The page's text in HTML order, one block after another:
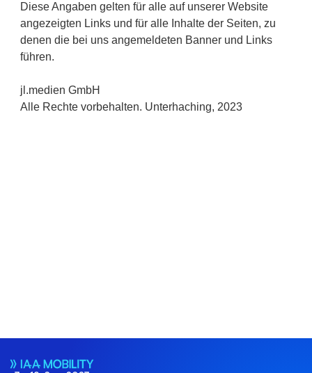
Diese Angaben gelten für alle auf unserer Website
angezeigten Links und für alle Inhalte der Seiten, zu
denen die bei uns angemeldeten Banner und Links
führen.
jl.medien GmbH
Alle Rechte vorbehalten. Unterhaching, 2023